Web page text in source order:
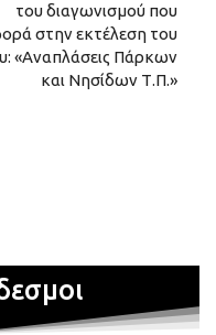
του διαγωνισμού που
στην εκτέλεση του
«Αναπλάσεις Πάρκων
και Νησίδων Τ.Π.»